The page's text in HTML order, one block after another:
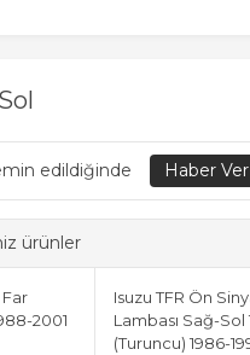
edildiğinde
ürünler
Far
2001
Isuzu TFR Ön
Lambası Sağ-Sol
(Turuncu) 1986-